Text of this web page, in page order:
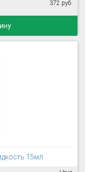
372 руб.
15мл